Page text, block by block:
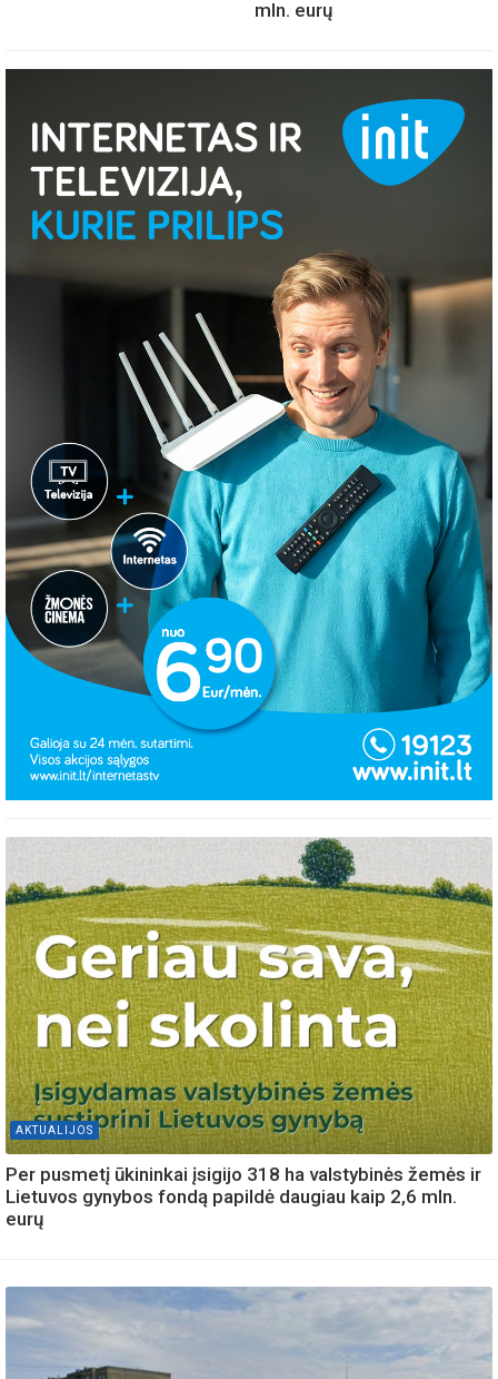
mln. eurų
AKTUALIJOS
Per pusmetį ūkininkai įsigijo 318 ha valstybinės žemės ir
Lietuvos gynybos fondą papildė daugiau kaip 2,6 mln.
eurų